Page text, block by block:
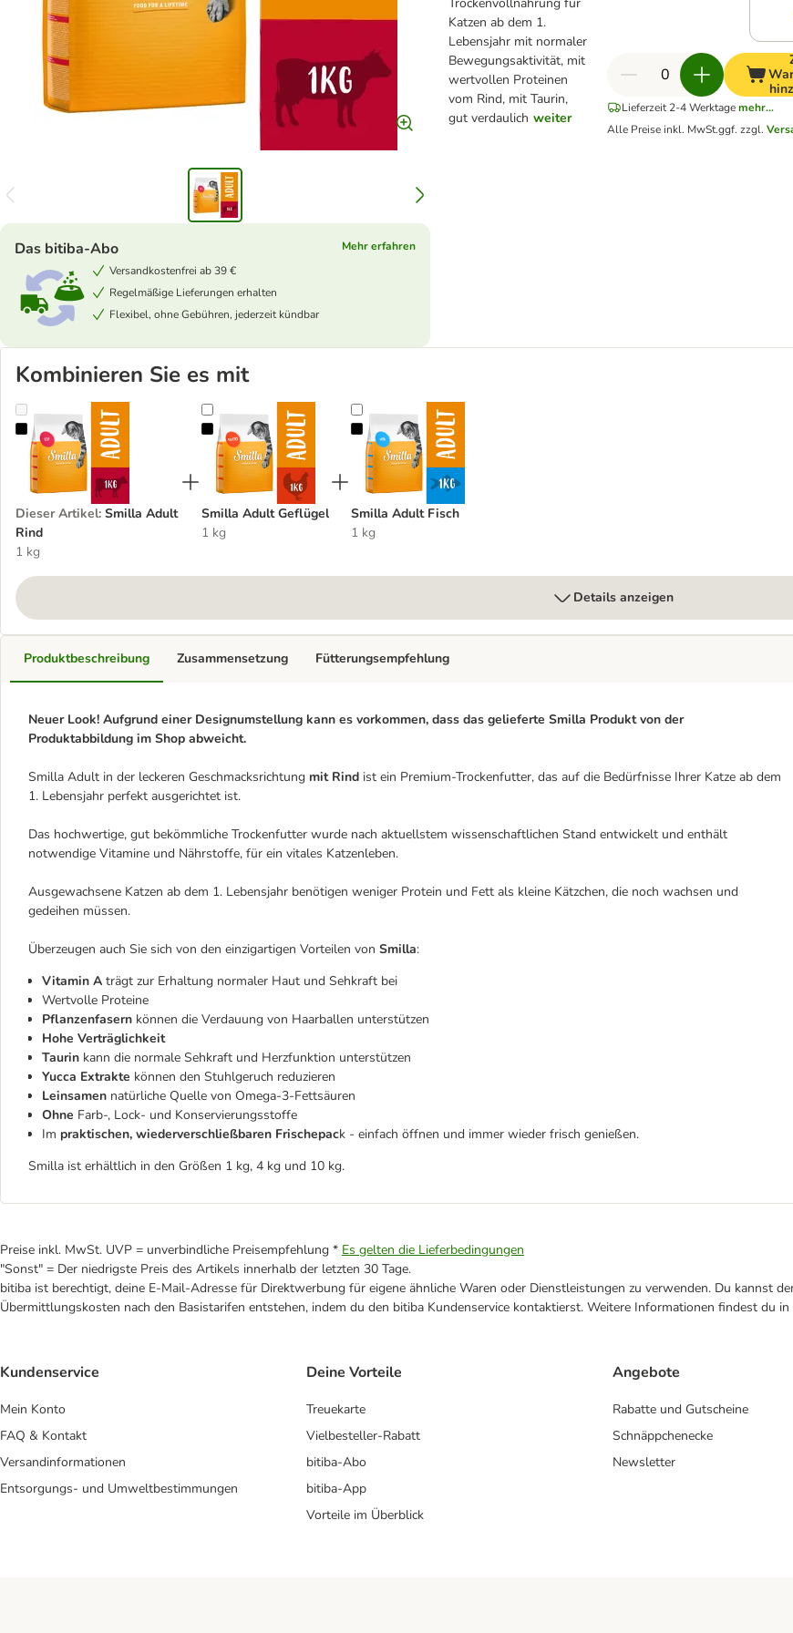
Katzen ab dem 1.
Lebensjahr mit normaler
Bewegungsaktivität, mit
wertvollen Proteinen
vom Rind, mit Taurin,
gut verdaulich weiter
Das bitiba-Abo
Mehr erfahren
Versandkostenfrei ab 39 €
Regelmäßige Lieferungen erhalten
Flexibel, ohne Gebühren, jederzeit kündbar
Lieferzeit 2-4 Werktagemehr...
Alle Preise inkl. MwSt.ggf. zzgl.
Kombinieren Sie es mit
Smilla Adult Rind
Dieser Artikel: Smilla Adult
Rind
1 kg
Smilla Adult Geflügel
Smilla Adult Geflügel
1 kg
Smilla Adult Fisch
Smilla Adult Fisch
1 kg
Details anzeigen
Produktbeschreibung
Neuer Look! Aufgrund einer Designumstellung kann es vorkommen, dass das gelieferte Smilla Produkt von der
Produktabbildung im Shop abweicht.
Smilla Adult in der leckeren Geschmacksrichtung mit Rind ist ein Premium-Trockenfutter, das auf die Bedürfnisse Ihrer Katze ab dem
1. Lebensjahr perfekt ausgerichtet ist.
Das hochwertige, gut bekömmliche Trockenfutter wurde nach aktuellstem wissenschaftlichen Stand entwickelt und enthält
notwendige Vitamine und Nährstoffe, für ein vitales Katzenleben.
Ausgewachsene Katzen ab dem 1. Lebensjahr benötigen weniger Protein und Fett als kleine Kätzchen, die noch wachsen und
gedeihen müssen.
Überzeugen auch Sie sich von den einzigartigen Vorteilen von Smilla:
Vitamin A trägt zur Erhaltung normaler Haut und Sehkraft bei
Wertvolle Proteine
Pflanzenfasern können die Verdauung von Haarballen unterstützen
Hohe Verträglichkeit
Taurin kann die normale Sehkraft und Herzfunktion unterstützen
Yucca Extrakte können den Stuhlgeruch reduzieren
Leinsamen natürliche Quelle von Omega-3-Fettsäuren
Ohne Farb-, Lock- und Konservierungsstoffe
Im praktischen, wiederverschließbaren Frischepack - einfach öffnen und immer wieder frisch genießen.
Smilla ist erhältlich in den Größen 1 kg, 4 kg und 10 kg.
Zusammensetzung Fütterungsempfehlung
Preise inkl. MwSt. UVP = unverbindliche Preisempfehlung * Es gelten die Lieferbedingungen
"Sonst" = Der niedrigste Preis des Artikels innerhalb der letzten 30 Tage.
bitiba ist berechtigt, deine E-Mail-Adresse für Direktwerbung für eigene ähnliche Waren oder Dienstleistungen zu verwenden. Du kannst
Übermittlungskosten nach den Basistarifen entstehen, indem du den bitiba Kundenservice kontaktierst. Weitere Informationen findest du in
Kundenservice
Mein Konto
FAQ & Kontakt
Versandinformationen
Entsorgungs- und Umweltbestimmungen
Deine Vorteile
Treuekarte
Vielbesteller-Rabatt
bitiba-Abo
bitiba-App
Vorteile im Überblick
Angebote
Rabatte und Gutscheine
Schnäppchenecke
Newsletter